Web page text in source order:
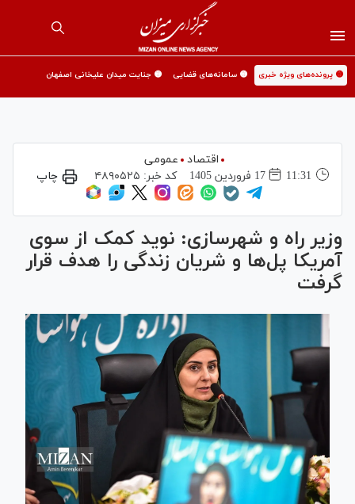
🟡 پرونده‌های ویژه خبری 🟡 سامانه‌های قضایی 🟡 جنایت میدان علیخانی اصفهان
اقتصاد
عمومی
11:31
17 فروردين 1405 کد خبر: ۴۸۹۰۵۲۵ چاپ
وزیر راه و شهرسازی: نوید کمک از سوی
آمریکا پل‌ها و شریان زندگی را هدف قرار
گرفت